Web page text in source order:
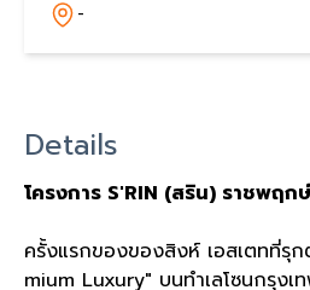
-
Details
โครงการ S'RIN (สริน) ราชพฤก
ครั้งแรกของของสิงห์ เอสเตทที่รุ
mium Luxury" บนทำเลโซนกรุง